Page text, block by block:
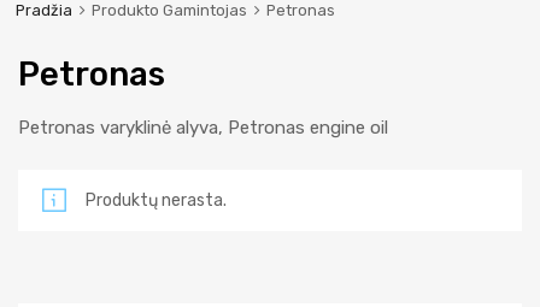
Pradžia Produkto Gamintojas Petronas
Petronas
Petronas varyklinė alyva, Petronas engine oil
Produktų nerasta.